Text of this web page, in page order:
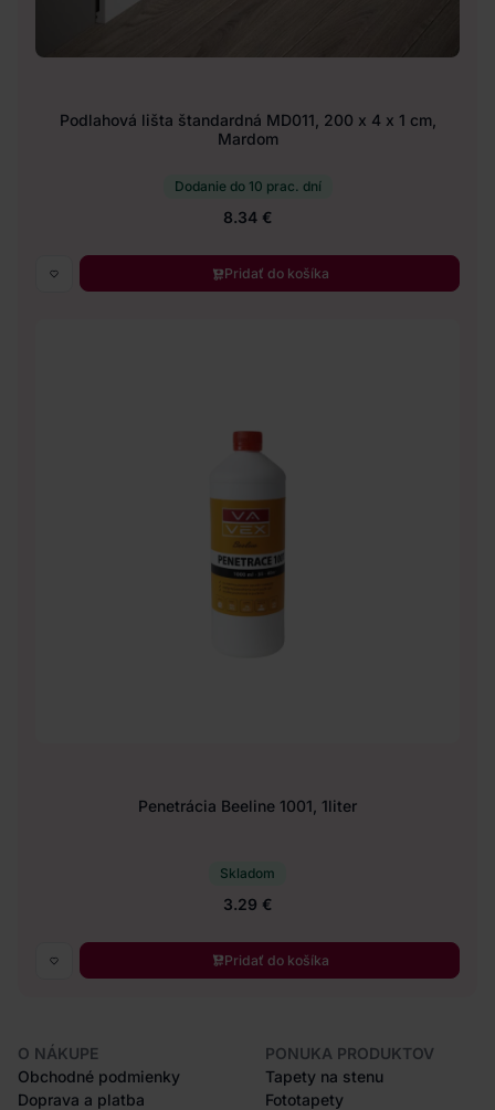
Podlahová lišta štandardná MD011, 200 x 4 x 1 cm,
Mardom
Dodanie do 10 prac. dní
8.34 €
Pridať do košíka
Penetrácia Beeline 1001, 1liter
Skladom
3.29 €
Pridať do košíka
O NÁKUPE
Obchodné podmienky
Doprava a platba
PONUKA PRODUKTOV
Tapety na stenu
Fototapety